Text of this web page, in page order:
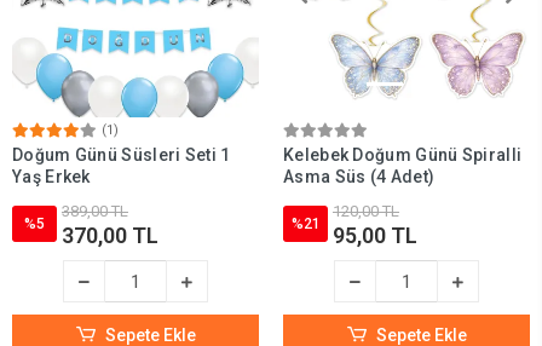
(1)
Doğum Günü Süsleri Seti 1
Yaş Erkek
%5
389,00 TL
370,00 TL
Sepete Ekle
Kelebek Doğum Günü Spiralli
Asma Süs (4 Adet)
%21
120,00 TL
95,00 TL
Sepete Ekle